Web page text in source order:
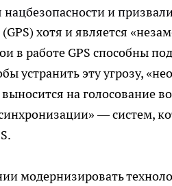
хотя и является
в работе GPS способны
устранить эту угрозу,
на голосование
— систем,
модернизировать